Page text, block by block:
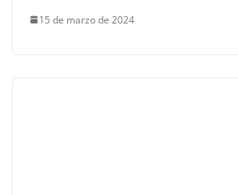
15 de marzo de 2024